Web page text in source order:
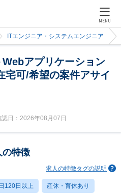
MENU
ITエンジニア・システムエンジニア
アプリケーション
宅可/希望の案件アサイ
日：2026年08月07日
の特徴
求人の特徴タグの説明
120日以上 産休・育休あり